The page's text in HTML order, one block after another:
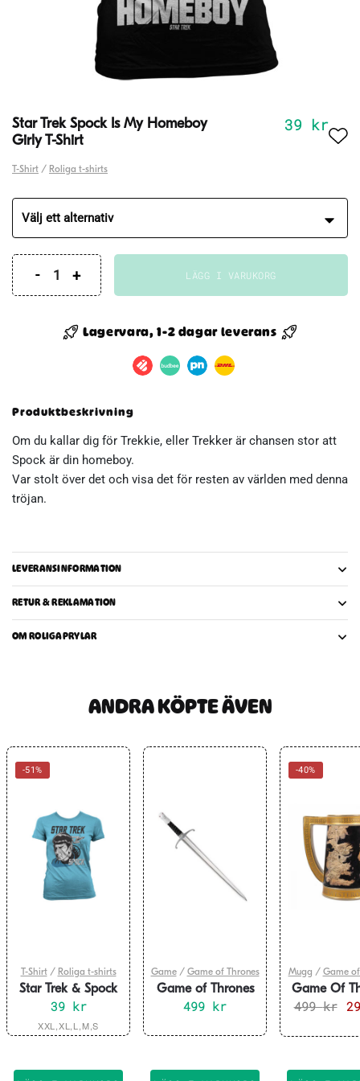
Star Trek Spock Is My Homeboy
Girly T-Shirt
39 kr
T-Shirt / Roliga t-shirts
Star
Spock
Is
T-
Shirt
mängd
LÄGG I VARUKORG
Lagervara, 1-2 dagar leverans
Produktbeskrivning
Om du kallar dig för Trekkie, eller Trekker är chansen stor att
Spock är din homeboy.
Var stolt över det och visa det för resten av världen med denna
tröjan.
LEVERANSINFORMATION
RETUR & REKLAMATION
OM ROLIGAPRYLAR
ANDRA KÖPTE ÄVEN
-51%
T-Shirt/ Roliga t-shirts
Star Trek & Spock
Girly T-Shirt
39 kr
Den
XXL,XL,L,M,S
Game/ Game of Thrones
Game of Thrones
Jon Snow
499 kr
-40%
Mugg / Game
Game Of
Stein
499kr